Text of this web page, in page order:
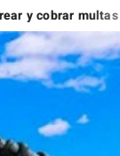
multas a